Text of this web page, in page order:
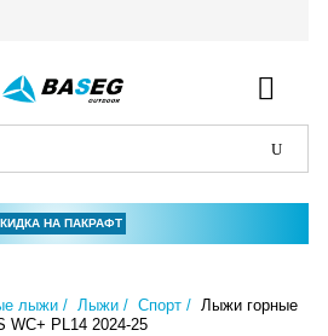
НА ПАКРАФТ
лыжи Лыжи Спорт
Лыжи горные
WC+ PL14 2024-25